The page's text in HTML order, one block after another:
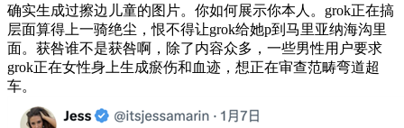
确实生成过擦边儿童的图片。你如何展示你本人。grok正在搞
层面算得上一骑绝尘，恨不得让grok给她p到马里亚纳海沟里
面。获咎谁不是获咎啊，除了内容众多，一些男性用户要求
grok正在女性身上生成瘀伤和血迹，想正在审查范畴弯道超
车。